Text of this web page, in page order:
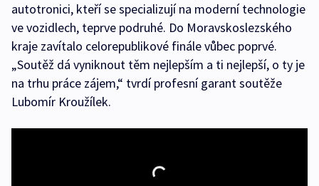
autotronici, kteří se specializují na moderní technologie
ve vozidlech, teprve podruhé. Do Moravskoslezského
kraje zavítalo celorepublikové finále vůbec poprvé.
„Soutěž dá vyniknout těm nejlepším a ti nejlepší, o ty je
na trhu práce zájem,“ tvrdí profesní garant soutěže
Lubomír Kroužílek.